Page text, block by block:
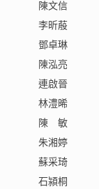
陳文信
李昕蒑
鄧卓琳
陳泓亮
連啟晉
林澧晞
陳 敏
朱湘婷
蘇采琦
石潁桐